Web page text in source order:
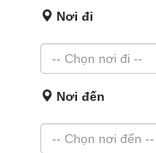
Nơi đi
Nơi đến